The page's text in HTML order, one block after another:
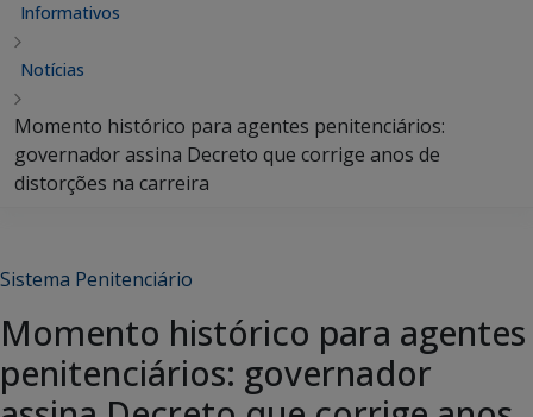
Informativos
Notícias
Momento histórico para agentes penitenciários:
governador assina Decreto que corrige anos de
distorções na carreira
Sistema Penitenciário
Momento histórico para agentes
penitenciários: governador